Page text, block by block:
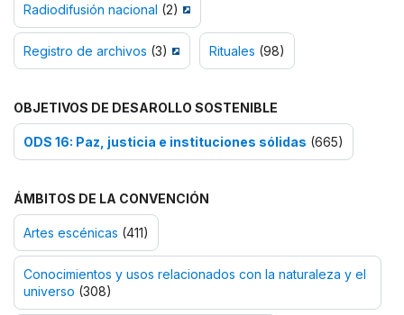
Radiodifusión nacional (2)
Registro de archivos (3) Rituales (98)
OBJETIVOS DE DESAROLLO SOSTENIBLE
ODS 16: Paz, justicia e instituciones sólidas (665)
ÁMBITOS DE LA CONVENCIÓN
Artes escénicas (411)
Conocimientos y usos relacionados con la naturaleza y el
universo (308)